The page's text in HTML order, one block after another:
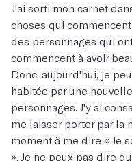
J'ai sorti mon carnet
choses qui
des personnages qui
commencent à avoir
Donc, aujourd'hui, je
habitée par une
personnages. J'y ai
me laisser porter par la
moment à me dire « Je
». Je ne peux pas dire